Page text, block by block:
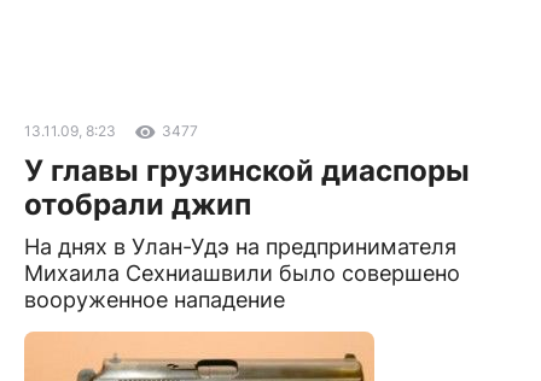
13.11.09, 8:23 3477
У главы грузинской диаспоры
отобрали джип
На днях в Улан-Удэ на предпринимателя
Михаила Сехниашвили было совершено
вооруженное нападение